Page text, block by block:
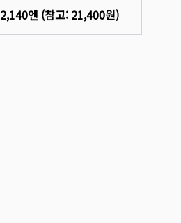
2,140엔 (참고: 21,400원)